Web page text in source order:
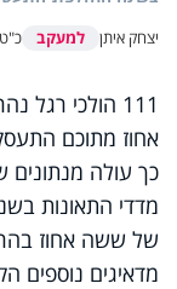
יצחק איתן למעקב
אחוז מתוכם
כך עולה
מדדי התאונות
של ששה אחוז
מדאיגים נוספים